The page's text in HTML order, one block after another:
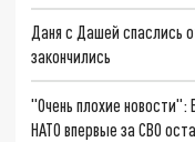
Даня с Дашей спаслись
закончились
"Очень плохие
НАТО впервые за СВО